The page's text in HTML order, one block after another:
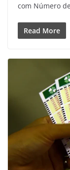
com Número
Read More